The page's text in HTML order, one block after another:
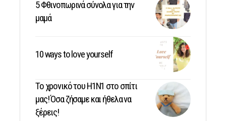
5 Φθινοπωρινά σύνολα για την
μαμά
10 ways to love yourself
Το χρονικό του Η1Ν1 στο σπίτι
μας! Όσα ζήσαμε και ήθελα να
ξέρεις!